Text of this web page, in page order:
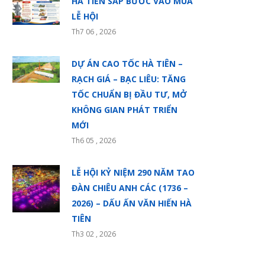
LỄ HỘI
Th7 06 , 2026
DỰ ÁN CAO TỐC HÀ TIÊN –
RẠCH GIÁ – BẠC LIÊU: TĂNG
TỐC CHUẨN BỊ ĐẦU TƯ, MỞ
KHÔNG GIAN PHÁT TRIỂN
MỚI
Th6 05 , 2026
LỄ HỘI KỶ NIỆM 290 NĂM TAO
ĐÀN CHIÊU ANH CÁC (1736 –
2026) – DẤU ẤN VĂN HIẾN HÀ
TIÊN
Th3 02 , 2026